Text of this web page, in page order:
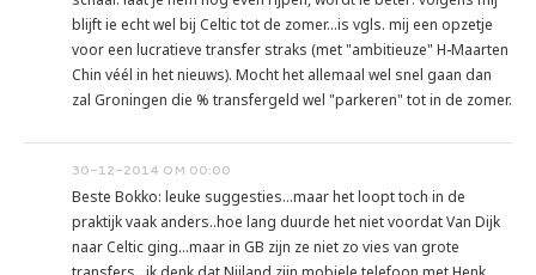
blijft ie echt wel bij Celtic tot de zomer...is vgls. mij een opzetje
voor een lucratieve transfer straks (met "ambitieuze" H-Maarten
Chin véél in het nieuws). Mocht het allemaal wel snel gaan dan
zal Groningen die % transfergeld wel "parkeren" tot in de zomer.
30-12-2014 OM 00:00
Beste Bokko: leuke suggesties...maar het loopt toch in de
praktijk vaak anders..hoe lang duurde het niet voordat Van Dijk
naar Celtic ging...maar in GB zijn ze niet zo vies van grote